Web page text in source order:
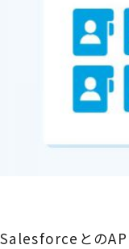
Salesforceとの